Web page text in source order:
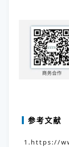
参考文献
1.https://